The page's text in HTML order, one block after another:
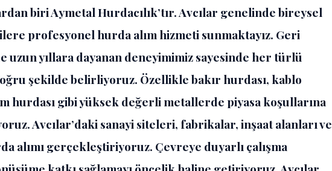
biri Aymetal Hurdacılık’tır. Avcılar genelinde bireysel
profesyonel hurda alım hizmeti sunmaktayız. Geri
uzun yıllara dayanan deneyimimiz sayesinde her türlü
şekilde belirliyoruz. Özellikle bakır hurdası, kablo
hurdası gibi yüksek değerli metallerde piyasa koşullarına
Avcılar’daki sanayi siteleri, fabrikalar, inşaat alanları ve
alımı gerçekleştiriyoruz. Çevreye duyarlı çalışma